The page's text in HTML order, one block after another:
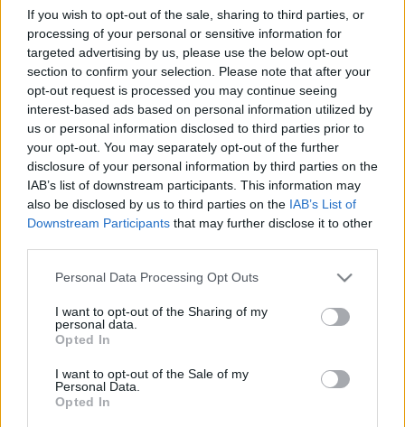
If you wish to opt-out of the sale, sharing to third parties, or
processing of your personal or sensitive information for
targeted advertising by us, please use the below opt-out
section to confirm your selection. Please note that after your
opt-out request is processed you may continue seeing
interest-based ads based on personal information utilized by
us or personal information disclosed to third parties prior to
your opt-out. You may separately opt-out of the further
disclosure of your personal information by third parties on the
IAB’s list of downstream participants. This information may
also be disclosed by us to third parties on the IAB’s List of
Downstream Participants that may further disclose it to other
Please note that this website/app uses one or more Google
not limited to your visit or usage behaviour. You may click to
grant or deny consent to Google and its third-party tags to
use your data for below specified purposes in below Google
consent section.
Personal Data Processing Opt Outs
I want to opt-out of the Sharing of my
personal data.
Opted In
I want to opt-out of the Sale of my
Personal Data.
Opted In
A Nemzeti Művelődési Intézet országos hálózatával segít
közvetlenül elérni a településeket ? hangsúlyozta Polyák
Albert, a szervezet megbízott főigazgatója. Mint
fogalmazott, a három évre tervezett projekt célja példát
mutatni és teret engedni az aktív közösségi cselekvésnek.
Tüske László, az OSZK főigazgatója az aláírás előtt arról
beszélt: a legkisebb településeken is megtalálható,
országszerte mintegy négyezer könyvtárnak válaszokat kell
gazdaság fenntartható fejlődéséhez.
?A könyvtár a helyi identitástudat erősítésével és az